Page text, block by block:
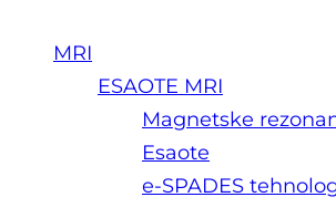
MRI
ESAOTE MRI
Magnetske
Esaote
e-SPADES